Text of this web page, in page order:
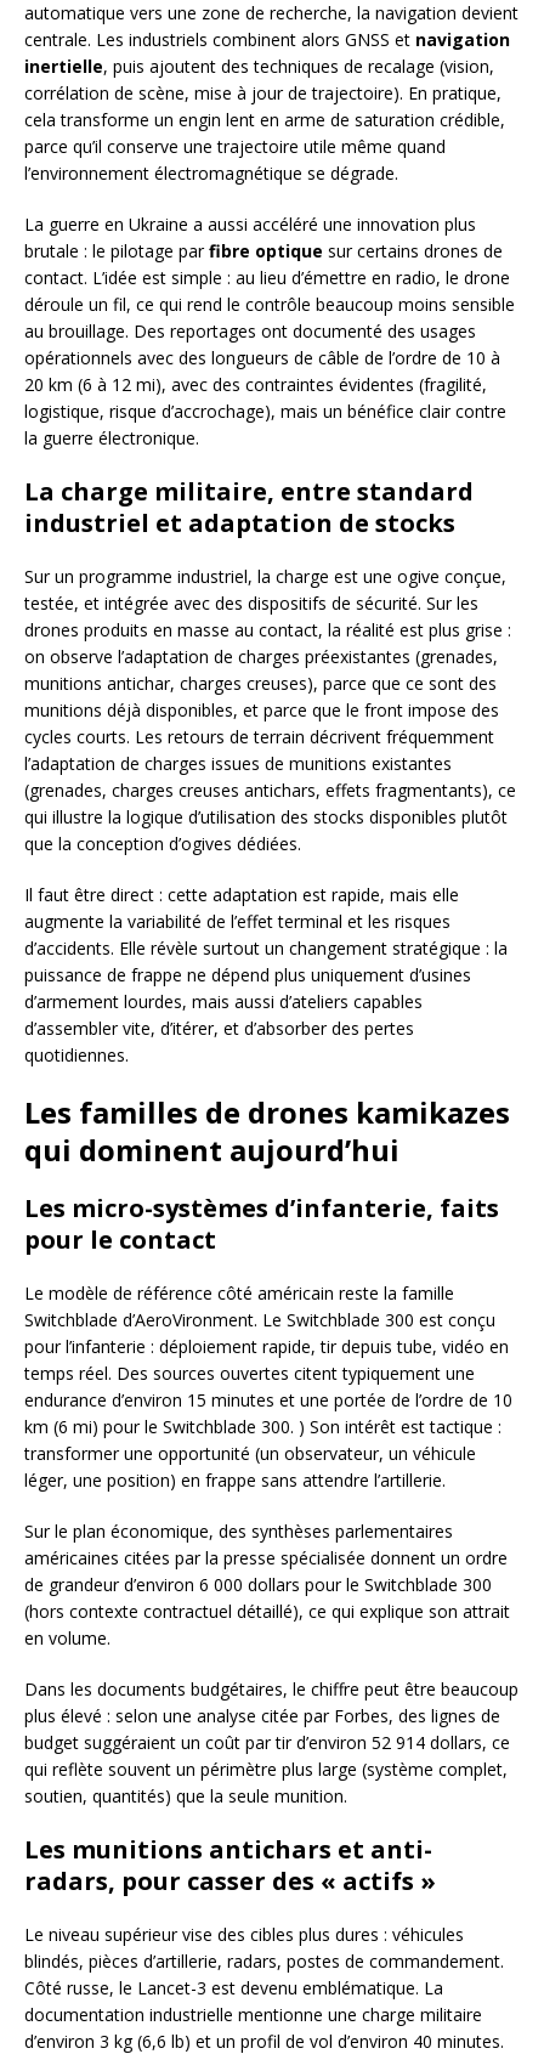
automatique vers une zone de recherche, la navigation devient
centrale. Les industriels combinent alors GNSS et navigation
inertielle, puis ajoutent des techniques de recalage (vision,
corrélation de scène, mise à jour de trajectoire). En pratique,
cela transforme un engin lent en arme de saturation crédible,
parce qu’il conserve une trajectoire utile même quand
l’environnement électromagnétique se dégrade.
La guerre en Ukraine a aussi accéléré une innovation plus
brutale : le pilotage parfibre optique sur certains drones de
contact. L’idée est simple : au lieu d’émettre en radio, le drone
déroule un fil, ce qui rend le contrôle beaucoup moins sensible
au brouillage. Des reportages ont documenté des usages
opérationnels avec des longueurs de câble de l’ordre de 10 à
20 km (6 à 12 mi), avec des contraintes évidentes (fragilité,
logistique, risque d’accrochage), mais un bénéfice clair contre
la guerre électronique.
La charge militaire, entre standard
industriel et adaptation de stocks
Sur un programme industriel, la charge est une ogive conçue,
testée, et intégrée avec des dispositifs de sécurité. Sur les
drones produits en masse au contact, la réalité est plus grise :
on observe l’adaptation de charges préexistantes (grenades,
munitions antichar, charges creuses), parce que ce sont des
munitions déjà disponibles, et parce que le front impose des
cycles courts. Les retours de terrain décrivent fréquemment
l’adaptation de charges issues de munitions existantes
(grenades, charges creuses antichars, effets fragmentants), ce
qui illustre la logique d’utilisation des stocks disponibles plutôt
que la conception d’ogives dédiées.
Il faut être direct : cette adaptation est rapide, mais elle
augmente la variabilité de l’effet terminal et les risques
d’accidents. Elle révèle surtout un changement stratégique : la
puissance de frappe ne dépend plus uniquement d’usines
d’armement lourdes, mais aussi d’ateliers capables
d’assembler vite, d’itérer, et d’absorber des pertes
quotidiennes.
Les familles de drones kamikazes
qui dominent aujourd’hui
Les micro-systèmes d’infanterie, faits
pour le contact
Le modèle de référence côté américain reste la famille
Switchblade d’AeroVironment. Le Switchblade 300 est conçu
pour l’infanterie : déploiement rapide, tir depuis tube, vidéo en
temps réel. Des sources ouvertes citent typiquement une
endurance d’environ 15 minutes et une portée de l’ordre de 10
km (6 mi) pour le Switchblade 300. ) Son intérêt est tactique :
transformer une opportunité (un observateur, un véhicule
léger, une position) en frappe sans attendre l’artillerie.
Sur le plan économique, des synthèses parlementaires
américaines citées par la presse spécialisée donnent un ordre
de grandeur d’environ 6 000 dollars pour le Switchblade 300
(hors contexte contractuel détaillé), ce qui explique son attrait
en volume.
Dans les documents budgétaires, le chiffre peut être beaucoup
plus élevé : selon une analyse citée par Forbes, des lignes de
budget suggéraient un coût par tir d’environ 52 914 dollars, ce
qui reflète souvent un périmètre plus large (système complet,
soutien, quantités) que la seule munition.
Les munitions antichars et anti-
radars, pour casser des « actifs »
Le niveau supérieur vise des cibles plus dures : véhicules
blindés, pièces d’artillerie, radars, postes de commandement.
Côté russe, le Lancet-3 est devenu emblématique. La
documentation industrielle mentionne une charge militaire
d’environ 3 kg (6,6 lb) et un profil de vol d’environ 40 minutes.